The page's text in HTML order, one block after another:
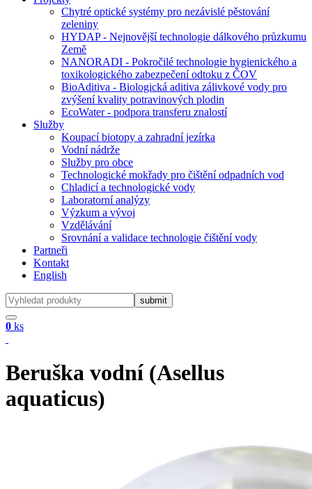
Chytré optické systémy pro nezávislé pěstování
zeleniny
HYDAP - Nejnovější technologie dálkového průzkumu
Země
NANORADI - Pokročilé technologie hygienického a
toxikologického zabezpečení odtoku z ČOV
BioAditiva - Biologická aditiva zálivkové vody pro
zvýšení kvality potravinových plodin
EcoWater - podpora transferu znalostí
Služby
Koupací biotopy a zahradní jezírka
Vodní nádrže
Služby pro obce
Technologické mokřady pro čištění odpadních vod
Chladicí a technologické vody
Laboratorní analýzy
Výzkum a vývoj
Vzdělávání
Srovnání a validace technologie čištění vody
Partneři
Kontakt
English
0 ks
Beruška vodní (Asellus
aquaticus)